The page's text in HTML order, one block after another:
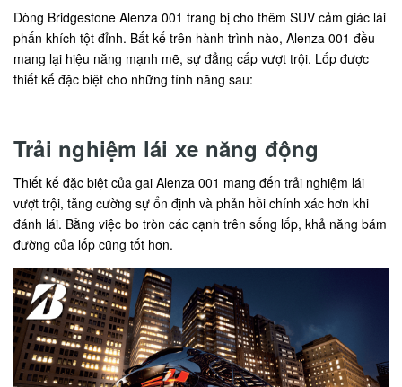
Dòng Bridgestone Alenza 001 trang bị cho thêm SUV cảm giác lái
phấn khích tột đỉnh. Bất kể trên hành trình nào, Alenza 001 đều
mang lại hiệu năng mạnh mẽ, sự đẳng cấp vượt trội. Lốp được
thiết kế đặc biệt cho những tính năng sau:
Trải nghiệm lái xe năng động
Thiết kế đặc biệt của gai Alenza 001 mang đến trải nghiệm lái
vượt trội, tăng cường sự ổn định và phản hồi chính xác hơn khi
đánh lái. Bằng việc bo tròn các cạnh trên sống lốp, khả năng bám
đường của lốp cũng tốt hơn.